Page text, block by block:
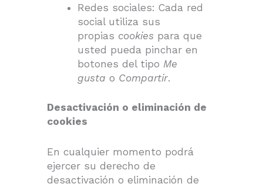
Redes sociales: Cada red
social utiliza sus
propias cookies para que
usted pueda pinchar en
botones del tipo Me
gusta o Compartir.
Desactivación o eliminación de
cookies
En cualquier momento podrá
ejercer su derecho de
desactivación o eliminación de